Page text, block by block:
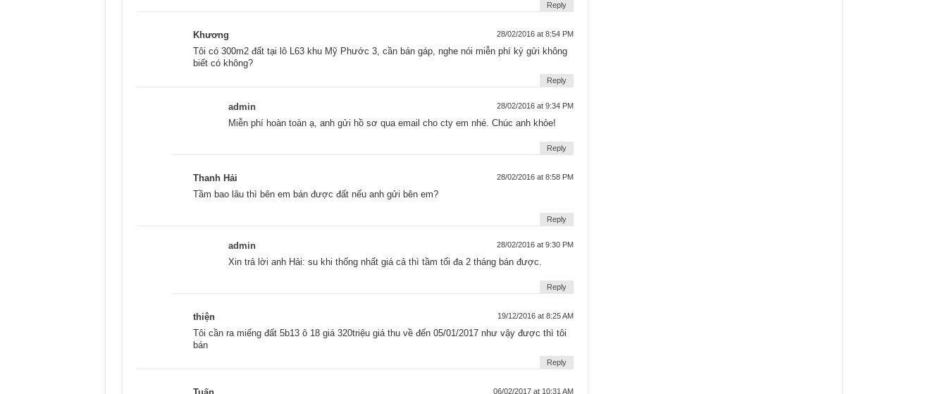
Reply
Khương 28/02/2016 at 8:54 PM
Tôi có 300m2 đất tại lô L63 khu Mỹ Phước 3, cần bán gáp, nghe nói miễn phí ký gửi không
biết có không?
Reply
admin 28/02/2016 at 9:34 PM
Miễn phí hoàn toàn ạ, anh gửi hồ sơ qua email cho cty em nhé. Chúc anh khỏe!
Reply
Thanh Hải 28/02/2016 at 8:58 PM
Tầm bao lâu thì bên em bán được đất nếu anh gửi bên em?
Reply
admin 28/02/2016 at 9:30 PM
Xin trả lời anh Hải: su khi thống nhất giá cả thì tầm tối đa 2 tháng bán được.
Reply
thiện 19/12/2016 at 8:25 AM
Tôi cần ra miếng đất 5b13 ô 18 giá 320triệu giá thu về đến 05/01/2017 như vậy được thì tôi
bán
Reply
06/02/2017 at 10:31 AM